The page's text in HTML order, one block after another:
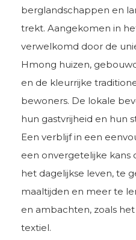
berglandschappen en
trekt. Aangekomen in
verwelkomd door de
Hmong huizen,
en de kleurrijke
bewoners. De lokale
hun gastvrijheid en hun
Een verblijf in een
een onvergetelijke kans
het dagelijkse leven, te
maaltijden en meer te
en ambachten, zoals
textiel.